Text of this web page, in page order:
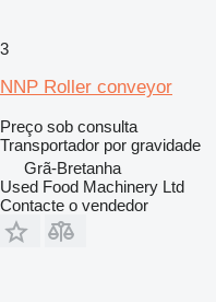
3
NNP Roller conveyor
Preço sob consulta
Transportador por gravidade
Grã-Bretanha
Used Food Machinery Ltd
Contacte o vendedor